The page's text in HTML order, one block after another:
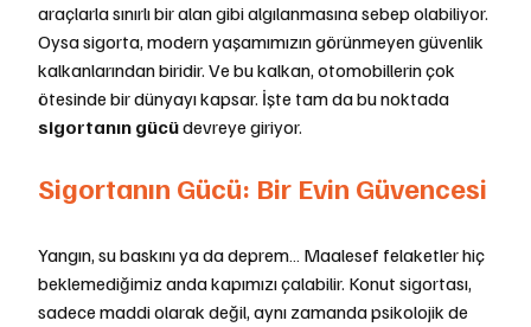
araçlarla sınırlı bir alan gibi algılanmasına sebep olabiliyor.
Oysa sigorta, modern yaşamımızın görünmeyen güvenlik
kalkanlarından biridir. Ve bu kalkan, otomobillerin çok
ötesinde bir dünyayı kapsar. İşte tam da bu noktada
sigortanın gücü devreye giriyor.
Sigortanın Gücü: Bir Evin Güvencesi
Yangın, su baskını ya da deprem… Maalesef felaketler hiç
beklemediğimiz anda kapımızı çalabilir. Konut sigortası,
sadece maddi olarak değil, aynı zamanda psikolojik de